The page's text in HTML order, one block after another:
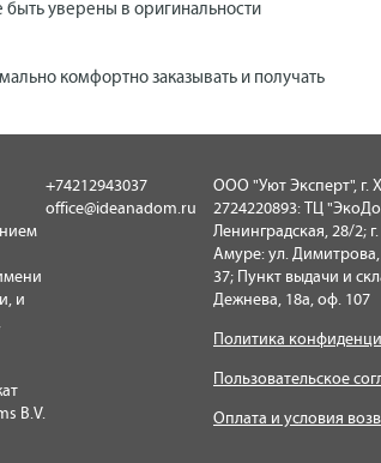
быть уверены в оригинальности
комфортно заказывать и получать
и
B.V.
+74212943037
office@ideanadom.ru
ООО "Уют Эксперт", г.
2724220893: ТЦ
Ленинградская, 28/2;
Амуре: ул. Димитрова,
37; Пункт выдачи и
Дежнева, 18а, оф. 107
Политика
Пользовательское
Оплата и условия